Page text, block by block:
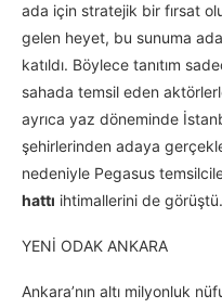
ada için stratejik bir fırsat
gelen heyet, bu sunuma
katıldı. Böylece tanıtım
sahada temsil eden
ayrıca yaz döneminde
şehirlerinden adaya
nedeniyle Pegasus
hattı ihtimallerini de görüştü.
YENİ ODAK ANKARA
Ankara’nın altı milyonluk